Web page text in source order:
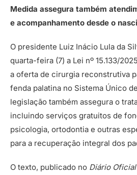
Medida assegura também
e acompanhamento desde o
O presidente Luiz Inácio Lula da
quarta-feira (7) a Lei nº 15.133/
a oferta de cirurgia reconstrutiva
fenda palatina no Sistema Único
legislação também assegura o
incluindo serviços gratuitos de
psicologia, ortodontia e outras
para a recuperação integral dos
O texto, publicado no Diário